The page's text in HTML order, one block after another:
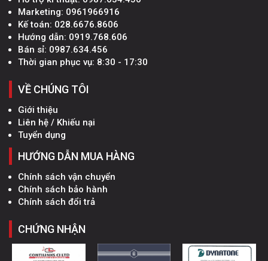
Marketing: 0961966916
Kế toán: 028.6676.8606
Hướng dẫn: 0919.768.606
Bán sỉ: 0987.634.456
Thời gian phục vụ: 8:30 - 17:30
VỀ CHÚNG TÔI
Giới thiệu
Liên hệ / Khiếu nại
Tuyển dụng
HƯỚNG DẪN MUA HÀNG
Chính sách vận chuyển
Chính sách bảo hành
Chính sách đổi trả
CHỨNG NHẬN